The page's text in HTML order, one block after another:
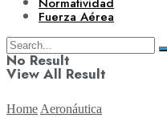
Fuerza Aérea
No Result
View All Result
Home Aeronáutica